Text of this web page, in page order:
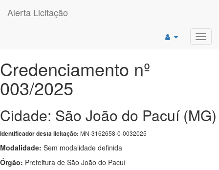
Alerta Licitação
Credenciamento nº
003/2025
Cidade: São João do Pacuí (MG)
Identificador desta licitação: MN-3162658-0-0032025
Modalidade: Sem modalidade definida
Órgão: Prefeitura de São João do Pacuí